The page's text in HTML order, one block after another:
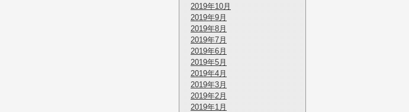
2019年10月
2019年9月
2019年8月
2019年7月
2019年6月
2019年5月
2019年4月
2019年3月
2019年2月
2019年1月